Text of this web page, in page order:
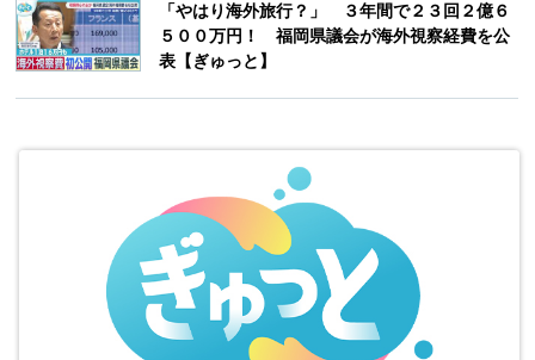
「やはり海外旅行？」 ３年間で２３回２億６
５００万円！ 福岡県議会が海外視察経費を公
表【ぎゅっと】